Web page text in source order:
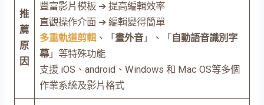
推
薦
原
因
豐富影片模板 ➔ 提高編輯效率
直觀操作介面 ➔ 編輯變得簡單
多重軌道剪輯、「畫外音」、「 自動語音識別字
幕」等特殊功能
支援 iOS、android、Windows 和 Mac OS等多個
作業系統及影片格式